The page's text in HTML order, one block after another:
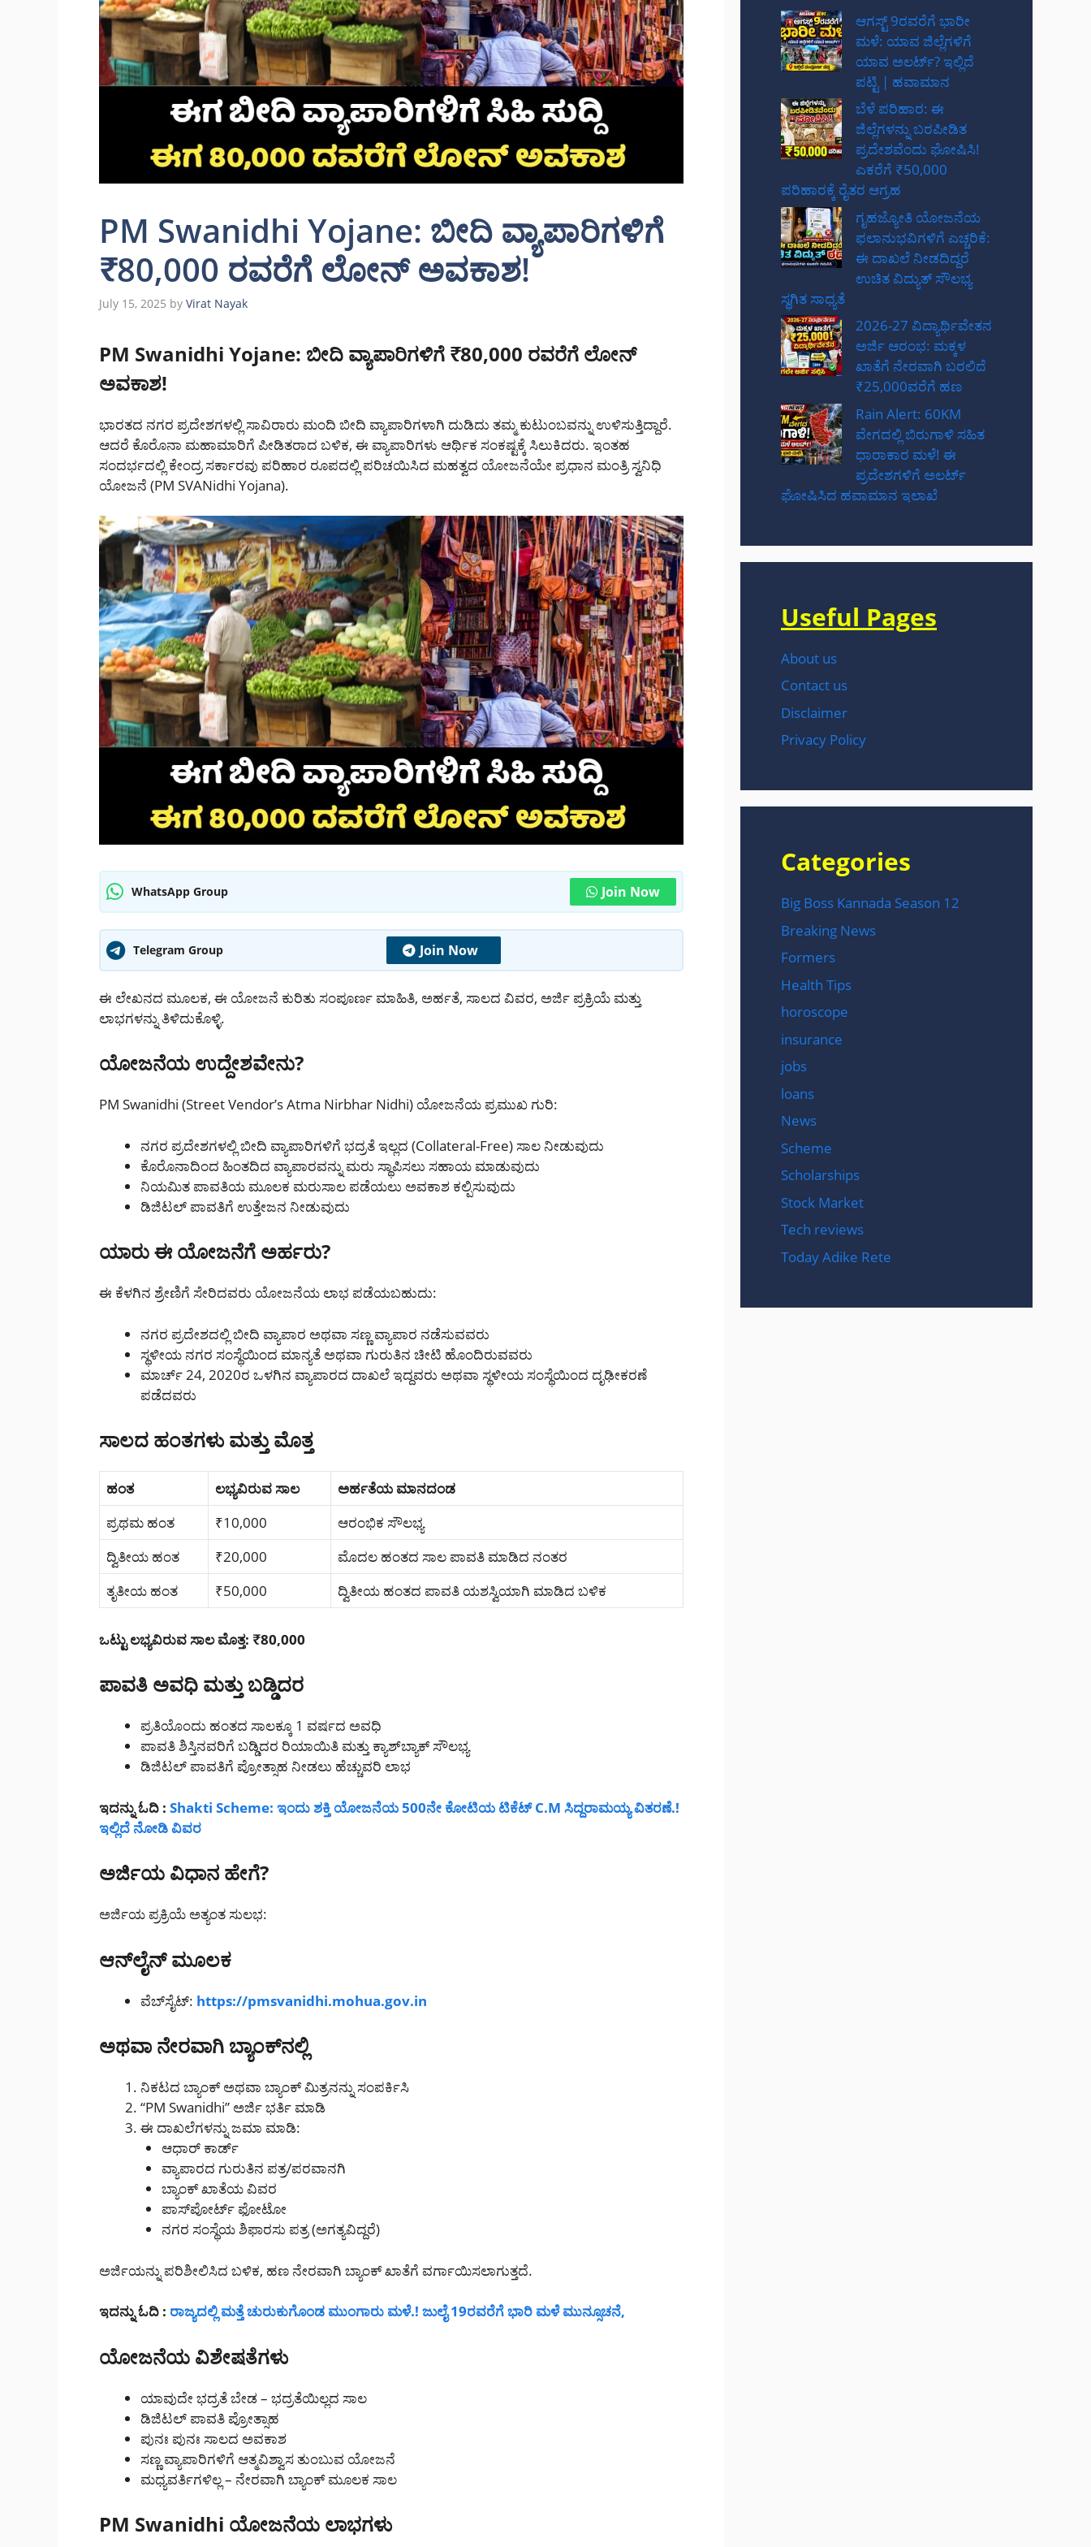
PM Swanidhi Yojane: ಬೀದಿ ವ್ಯಾಪಾರಿಗಳಿಗೆ
₹80,000 ರವರೆಗೆ ಲೋನ್ ಅವಕಾಶ!
July 15, 2025 by Virat Nayak
PM Swanidhi Yojane: ಬೀದಿ ವ್ಯಾಪಾರಿಗಳಿಗೆ ₹80,000 ರವರೆಗೆ ಲೋನ್
ಅವಕಾಶ!
ಭಾರತದ ನಗರ ಪ್ರದೇಶಗಳಲ್ಲಿ ಸಾವಿರಾರು ಮಂದಿ ಬೀದಿ ವ್ಯಾಪಾರಿಗಳಾಗಿ ದುಡಿದು ತಮ್ಮ ಕುಟುಂಬವನ್ನು ಉಳಿಸುತ್ತಿದ್ದಾರೆ.
ಆದರೆ ಕೊರೊನಾ ಮಹಾಮಾರಿಗೆ ಪೀಡಿತರಾದ ಬಳಿಕ, ಈ ವ್ಯಾಪಾರಿಗಳು ಆರ್ಥಿಕ ಸಂಕಷ್ಟಕ್ಕೆ ಸಿಲುಕಿದರು. ಇಂತಹ
ಸಂದರ್ಭದಲ್ಲಿ ಕೇಂದ್ರ ಸರ್ಕಾರವು ಪರಿಹಾರ ರೂಪದಲ್ಲಿ ಪರಿಚಯಿಸಿದ ಮಹತ್ವದ ಯೋಜನೆಯೇ ಪ್ರಧಾನ ಮಂತ್ರಿ ಸ್ವನಿಧಿ
ಯೋಜನೆ (PM SVANidhi Yojana).
WhatsApp Group Join Now
Telegram Group Join Now
ಈ ಲೇಖನದ ಮೂಲಕ, ಈ ಯೋಜನೆ ಕುರಿತು ಸಂಪೂರ್ಣ ಮಾಹಿತಿ, ಅರ್ಹತೆ, ಸಾಲದ ವಿವರ, ಅರ್ಜಿ ಪ್ರಕ್ರಿಯೆ ಮತ್ತು
ಲಾಭಗಳನ್ನು ತಿಳಿದುಕೊಳ್ಳಿ.
ಯೋಜನೆಯ ಉದ್ದೇಶವೇನು?
PM Swanidhi (Street Vendor’s Atma Nirbhar Nidhi) ಯೋಜನೆಯ ಪ್ರಮುಖ ಗುರಿ:
ನಗರ ಪ್ರದೇಶಗಳಲ್ಲಿ ಬೀದಿ ವ್ಯಾಪಾರಿಗಳಿಗೆ ಭದ್ರತೆ ಇಲ್ಲದ (Collateral-Free) ಸಾಲ ನೀಡುವುದು
ಕೊರೊನಾದಿಂದ ಹಿಂತದಿದ ವ್ಯಾಪಾರವನ್ನು ಮರು ಸ್ಥಾಪಿಸಲು ಸಹಾಯ ಮಾಡುವುದು
ನಿಯಮಿತ ಪಾವತಿಯ ಮೂಲಕ ಮರುಸಾಲ ಪಡೆಯಲು ಅವಕಾಶ ಕಲ್ಪಿಸುವುದು
ಡಿಜಿಟಲ್ ಪಾವತಿಗೆ ಉತ್ತೇಜನ ನೀಡುವುದು
ಯಾರು ಈ ಯೋಜನೆಗೆ ಅರ್ಹರು?
ಈ ಕೆಳಗಿನ ಶ್ರೇಣಿಗೆ ಸೇರಿದವರು ಯೋಜನೆಯ ಲಾಭ ಪಡೆಯಬಹುದು:
ನಗರ ಪ್ರದೇಶದಲ್ಲಿ ಬೀದಿ ವ್ಯಾಪಾರ ಅಥವಾ ಸಣ್ಣ ವ್ಯಾಪಾರ ನಡೆಸುವವರು
ಸ್ಥಳೀಯ ನಗರ ಸಂಸ್ಥೆಯಿಂದ ಮಾನ್ಯತೆ ಅಥವಾ ಗುರುತಿನ ಚೀಟಿ ಹೊಂದಿರುವವರು
ಮಾರ್ಚ್ 24, 2020ರ ಒಳಗಿನ ವ್ಯಾಪಾರದ ದಾಖಲೆ ಇದ್ದವರು ಅಥವಾ ಸ್ಥಳೀಯ ಸಂಸ್ಥೆಯಿಂದ ದೃಢೀಕರಣೆ
ಪಡೆದವರು
ಸಾಲದ ಹಂತಗಳು ಮತ್ತು ಮೊತ್ತ
ಹಂತ ಲಭ್ಯವಿರುವ ಸಾಲ
ಅರ್ಹತೆಯ ಮಾನದಂಡ
ಪ್ರಥಮ ಹಂತ
₹10,000
ಆರಂಭಿಕ ಸೌಲಭ್ಯ
ದ್ವಿತೀಯ ಹಂತ
₹20,000
ಮೊದಲ ಹಂತದ ಸಾಲ ಪಾವತಿ ಮಾಡಿದ ನಂತರ
ತೃತೀಯ ಹಂತ
₹50,000 ದ್ವಿತೀಯ ಹಂತದ ಪಾವತಿ ಯಶಸ್ವಿಯಾಗಿ ಮಾಡಿದ ಬಳಿಕ
ಒಟ್ಟು ಲಭ್ಯವಿರುವ ಸಾಲ ಮೊತ್ತ: ₹80,000
ಪಾವತಿ ಅವಧಿ ಮತ್ತು ಬಡ್ಡಿದರ
ಪ್ರತಿಯೊಂದು ಹಂತದ ಸಾಲಕ್ಕೂ 1 ವರ್ಷದ ಅವಧಿ
ಪಾವತಿ ಶಿಸ್ತಿನವರಿಗೆ ಬಡ್ಡಿದರ ರಿಯಾಯಿತಿ ಮತ್ತು ಕ್ಯಾಶ್‌ಬ್ಯಾಕ್‌ ಸೌಲಭ್ಯ
ಡಿಜಿಟಲ್ ಪಾವತಿಗೆ ಪ್ರೋತ್ಸಾಹ ನೀಡಲು ಹೆಚ್ಚುವರಿ ಲಾಭ
ಇದನ್ನು ಓದಿ : Shakti Scheme: ಇಂದು ಶಕ್ತಿ ಯೋಜನೆಯ 500ನೇ ಕೋಟಿಯ ಟಿಕೆಟ್ C.M ಸಿದ್ದರಾಮಯ್ಯ ವಿತರಣೆ.!
ಇಲ್ಲಿದೆ ನೋಡಿ ವಿವರ
ಅರ್ಜಿಯ ವಿಧಾನ ಹೇಗೆ?
ಅರ್ಜಿಯ ಪ್ರಕ್ರಿಯೆ ಅತ್ಯಂತ ಸುಲಭ:
ಆನ್‌ಲೈನ್ ಮೂಲಕ
ವೆಬ್‌ಸೈಟ್: https://pmsvanidhi.mohua.gov.in
ಅಥವಾ ನೇರವಾಗಿ ಬ್ಯಾಂಕ್‌ನಲ್ಲಿ
ನಿಕಟದ ಬ್ಯಾಂಕ್ ಅಥವಾ ಬ್ಯಾಂಕ್ ಮಿತ್ರನನ್ನು ಸಂಪರ್ಕಿಸಿ
“PM Swanidhi” ಅರ್ಜಿ ಭರ್ತಿ ಮಾಡಿ
ಈ ದಾಖಲೆಗಳನ್ನು ಜಮಾ ಮಾಡಿ:
ಆಧಾರ್ ಕಾರ್ಡ್
ವ್ಯಾಪಾರದ ಗುರುತಿನ ಪತ್ರ/ಪರವಾನಗಿ
ಬ್ಯಾಂಕ್ ಖಾತೆಯ ವಿವರ
ಪಾಸ್‌ಪೋರ್ಟ್ ಫೋಟೋ
ನಗರ ಸಂಸ್ಥೆಯ ಶಿಫಾರಸು ಪತ್ರ (ಅಗತ್ಯವಿದ್ದರೆ)
ಅರ್ಜಿಯನ್ನು ಪರಿಶೀಲಿಸಿದ ಬಳಿಕ, ಹಣ ನೇರವಾಗಿ ಬ್ಯಾಂಕ್ ಖಾತೆಗೆ ವರ್ಗಾಯಿಸಲಾಗುತ್ತದೆ.
ಇದನ್ನು ಓದಿ : ರಾಜ್ಯದಲ್ಲಿ ಮತ್ತೆ ಚುರುಕುಗೊಂಡ ಮುಂಗಾರು ಮಳೆ.! ಜುಲೈ 19ರವರೆಗೆ ಭಾರಿ ಮಳೆ ಮುನ್ಸೂಚನೆ,
ಯೋಜನೆಯ ವಿಶೇಷತೆಗಳು
ಯಾವುದೇ ಭದ್ರತೆ ಬೇಡ – ಭದ್ರತೆಯಿಲ್ಲದ ಸಾಲ
ಡಿಜಿಟಲ್ ಪಾವತಿ ಪ್ರೋತ್ಸಾಹ
ಪುನಃ ಪುನಃ ಸಾಲದ ಅವಕಾಶ
ಸಣ್ಣ ವ್ಯಾಪಾರಿಗಳಿಗೆ ಆತ್ಮವಿಶ್ವಾಸ ತುಂಬುವ ಯೋಜನೆ
ಮಧ್ಯವರ್ತಿಗಳಿಲ್ಲ – ನೇರವಾಗಿ ಬ್ಯಾಂಕ್ ಮೂಲಕ ಸಾಲ
PM Swanidhi ಯೋಜನೆಯ ಲಾಭಗಳು
ಆಗಸ್ಟ್ 9ರವರೆಗೆ ಭಾರೀ
ಮಳೆ: ಯಾವ ಜಿಲ್ಲೆಗಳಿಗೆ
ಯಾವ ಅಲರ್ಟ್? ಇಲ್ಲಿದೆ
ಪಟ್ಟಿ | ಹವಾಮಾನ
ಬೆಳೆ ಪರಿಹಾರ: ಈ
ಜಿಲ್ಲೆಗಳನ್ನು ಬರಪೀಡಿತ
ಪ್ರದೇಶವೆಂದು ಘೋಷಿಸಿ!
ಎಕರೆಗೆ ₹50,000
ಪರಿಹಾರಕ್ಕೆ ರೈತರ ಆಗ್ರಹ
ಗೃಹಜ್ಯೋತಿ ಯೋಜನೆಯ
ಫಲಾನುಭವಿಗಳಿಗೆ ಎಚ್ಚರಿಕೆ:
ಈ ದಾಖಲೆ ನೀಡದಿದ್ದರೆ
ಉಚಿತ ವಿದ್ಯುತ್ ಸೌಲಭ್ಯ
ಸ್ಥಗಿತ ಸಾಧ್ಯತೆ
2026-27 ವಿದ್ಯಾರ್ಥಿವೇತನ
ಅರ್ಜಿ ಆರಂಭ: ಮಕ್ಕಳ
ಖಾತೆಗೆ ನೇರವಾಗಿ ಬರಲಿದೆ
₹25,000ವರೆಗೆ ಹಣ
Rain Alert: 60KM
ವೇಗದಲ್ಲಿ ಬಿರುಗಾಳಿ ಸಹಿತ
ಧಾರಾಕಾರ ಮಳೆ! ಈ
ಪ್ರದೇಶಗಳಿಗೆ ಅಲರ್ಟ್
ಘೋಷಿಸಿದ ಹವಾಮಾನ ಇಲಾಖೆ
Useful Pages
About us
Contact us
Disclaimer
Privacy Policy
Categories
Big Boss Kannada Season 12
Breaking News
Formers
Health Tips
horoscope
insurance
jobs
loans
News
Scheme
Scholarships
Stock Market
Tech reviews
Today Adike Rete